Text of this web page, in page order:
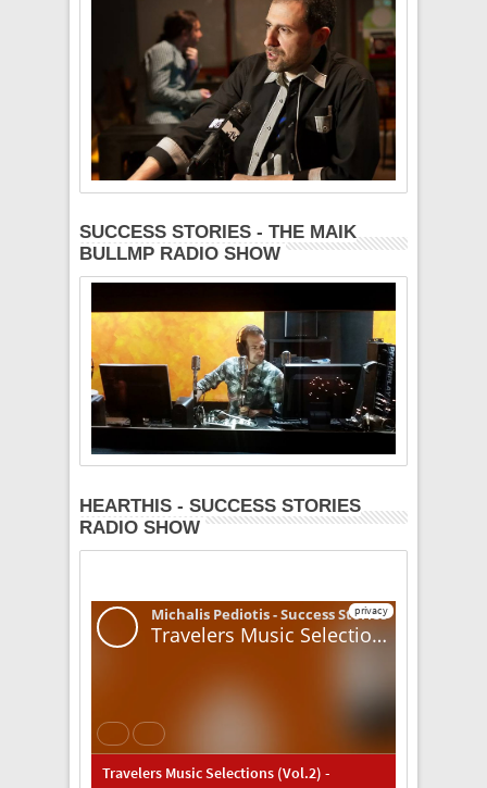
SUCCESS STORIES - THE MAIK
BULLMP RADIO SHOW
HEARTHIS - SUCCESS STORIES
RADIO SHOW